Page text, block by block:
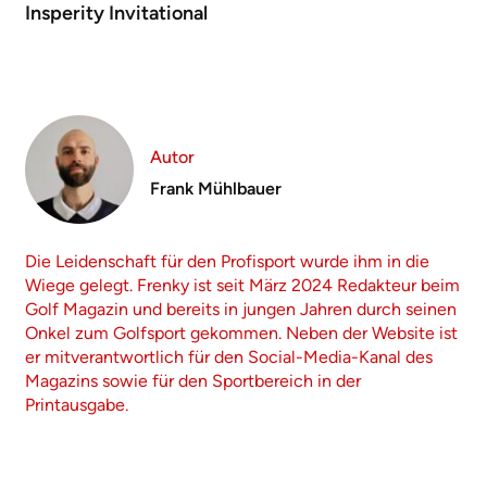
Insperity Invitational
Autor
Frank Mühlbauer
Die Leidenschaft für den Profisport wurde ihm in die
Wiege gelegt. Frenky ist seit März 2024 Redakteur beim
Golf Magazin und bereits in jungen Jahren durch seinen
Onkel zum Golfsport gekommen. Neben der Website ist
er mitverantwortlich für den Social-Media-Kanal des
Magazins sowie für den Sportbereich in der
Printausgabe.